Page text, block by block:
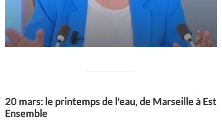
20 mars: le printemps de l'eau, de Marseille à Est
Ensemble